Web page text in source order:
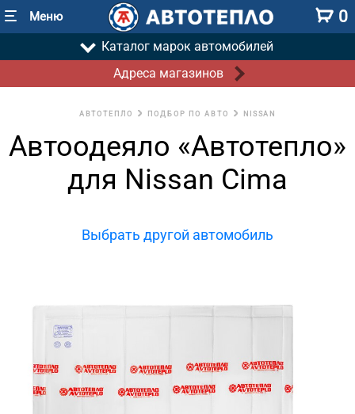
Меню 0
Каталог марок автомобилей
Адреса магазинов
АВТОТЕПЛО ПОДБОР ПО АВТО NISSAN
Автоодеяло «Автотепло»
для Nissan Cima
Выбрать другой автомобиль